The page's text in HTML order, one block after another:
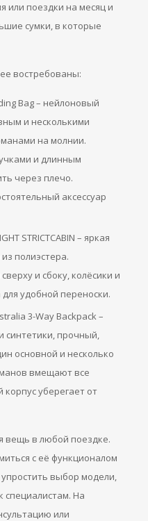
или поездки на месяц и
сумки, в которые
востребованы:
Bag – нейлоновый
и несколькими
на молнии.
и длинным
через плечо.
аксессуар
STRICTCABIN – яркая
полиэстера.
и сбоку, колёсики и
удобной переноски.
3-Way Backpack –
синтетики, прочный,
основной и несколько
вмещают все
уберегает от
вещь в любой поездке.
с её функционалом
выбор модели,
специалистам. На
или